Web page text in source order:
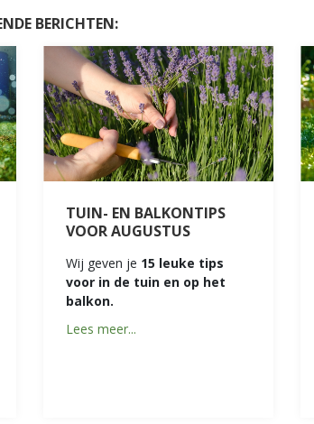
BERICHTEN:
TUIN- EN BALKONTIPS
VOOR AUGUSTUS
Wij geven je 15 leuke tips
voor in de tuin en op het
balkon.
Lees meer...